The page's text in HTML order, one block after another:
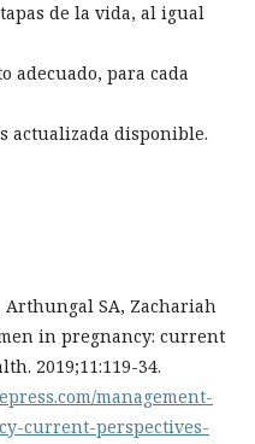
de la vida, al igual
adecuado, para cada
actualizada disponible.
Arthungal SA, Zachariah
in pregnancy: current
2019;11:119-34.
management-
current-perspectives-